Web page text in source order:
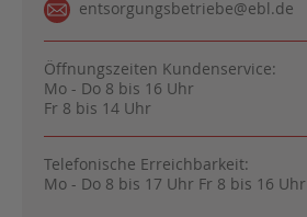
entsorgungsbetriebe@ebl.de
Öffnungszeiten Kundenservice:
Mo - Do 8 bis 16 Uhr
Fr 8 bis 14 Uhr
Telefonische Erreichbarkeit:
Mo - Do 8 bis 17 Uhr Fr 8 bis 16 Uhr